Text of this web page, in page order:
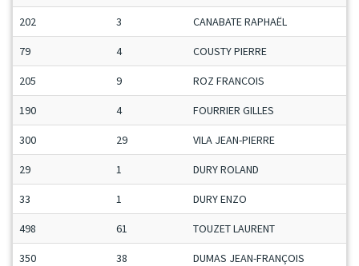
202 3 CANABATE RAPHAËL
79 4 COUSTY PIERRE
205 9 ROZ FRANCOIS
190 4 FOURRIER GILLES
300 29 VILA JEAN-PIERRE
29 1 DURY ROLAND
33 1 DURY ENZO
498 61 TOUZET LAURENT
350 38 DUMAS JEAN-FRANÇOIS